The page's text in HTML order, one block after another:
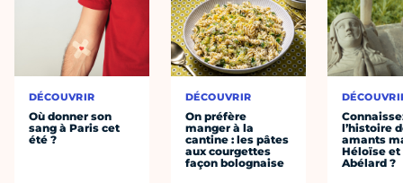
DÉCOUVRIR
Où donner son
sang à Paris cet
été ?
DÉCOUVRIR
On préfère
manger à la
cantine : les pâtes
aux courgettes
façon bolognaise
l’histoire
amants
Héloïse et
Abélard ?